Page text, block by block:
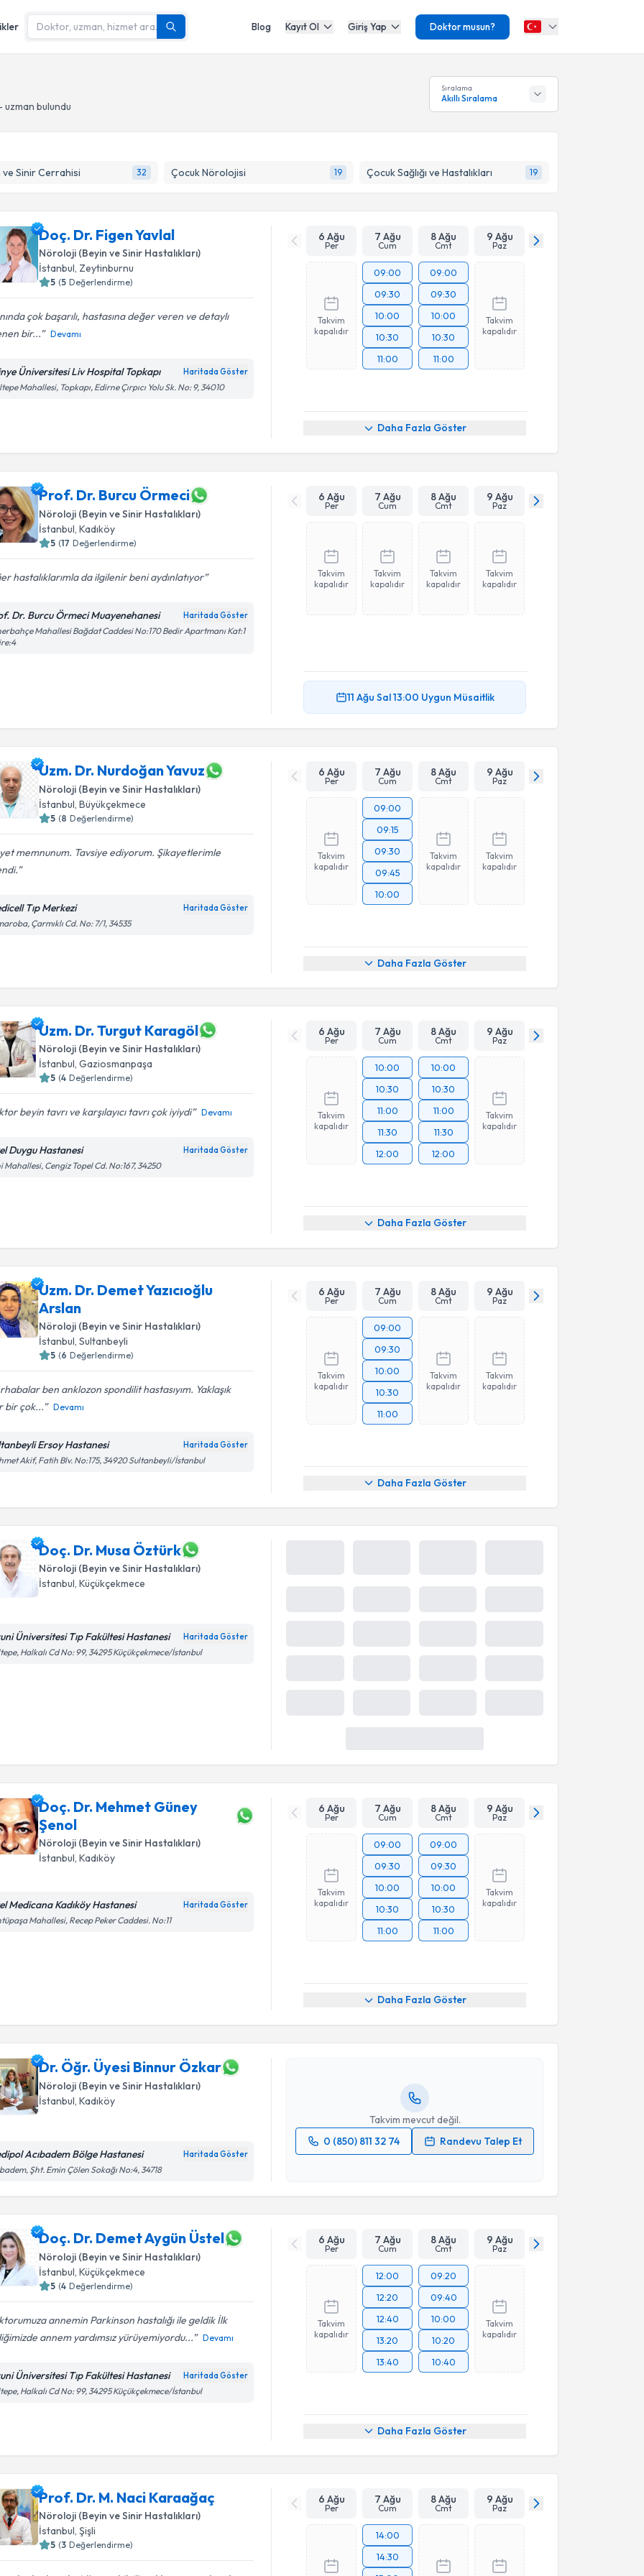
Blog Kayıt Ol Giriş Yap Doktor musun?
bulundu
Sıralama
Akıllı Sıralama
ve Sinir Cerrahisi 32 Çocuk Nörolojisi 19 Çocuk Sağlığı ve Hastalıkları 19
Doç. Dr. Figen Yavlal
Nöroloji (Beyin ve Sinir Hastalıkları)
İstanbul, Zeytinburnu
5 (5 Değerlendirme)
çok başarılı, hastasına değer veren ve detaylı
bir...
Devamı
Üniversitesi Liv Hospital Topkapı Haritada Göster
Mahallesi, Topkapı, Edirne Çırpıcı Yolu Sk. No: 9, 34010
6 Ağu
Per
7 Ağu
Cum
8 Ağu
Cmt
9 Ağu
Paz
Takvim
kapalıdır
09:00
09:30
10:00
10:30
11:00
09:00
09:30
10:00
10:30
11:00
Takvim
kapalıdır
Daha Fazla Göster
Prof. Dr. Burcu Örmeci
Nöroloji (Beyin ve Sinir Hastalıkları)
İstanbul , Kadıköy
5 (17 Değerlendirme)
hastalıklarımla da ilgilenir beni aydınlatıyor
Dr. Burcu Örmeci Muayenehanesi Haritada Göster
Mahallesi Bağdat Caddesi No:170 Bedir Apartmanı Kat:1
6 Ağu
Per
7 Ağu
Cum
8 Ağu
Cmt
9 Ağu
Paz
Takvim
kapalıdır
Takvim
kapalıdır
Takvim
kapalıdır
Takvim
kapalıdır
11 Ağu Sal13:00 Uygun Müsaitlik
Uzm. Dr. Nurdoğan Yavuz
Nöroloji (Beyin ve Sinir Hastalıkları)
İstanbul , Büyükçekmece
5 (8 Değerlendirme)
memnunum. Tavsiye ediyorum. Şikayetlerimle
Tıp Merkezi Haritada Göster
Çarmıklı Cd. No: 7/1, 34535
6 Ağu
Per
7 Ağu
Cum
8 Ağu
Cmt
9 Ağu
Paz
Takvim
kapalıdır
09:00
09:15
09:30
09:45
10:00
Takvim
kapalıdır
Takvim
kapalıdır
Daha Fazla Göster
Uzm. Dr. Turgut Karagöl
Nöroloji (Beyin ve Sinir Hastalıkları)
İstanbul, Gaziosmanpaşa
5 (4 Değerlendirme)
beyin tavrı ve karşılayıcı tavrı çok iyiydi Devamı
Duygu Hastanesi Haritada Göster
Mahallesi, Cengiz Topel Cd. No:167, 34250
6 Ağu
Per
7 Ağu
Cum
8 Ağu
Cmt
9 Ağu
Paz
Takvim
kapalıdır
10:00
10:30
11:00
11:30
12:00
10:00
10:30
11:00
11:30
12:00
Takvim
kapalıdır
Daha Fazla Göster
Uzm. Dr. Demet Yazıcıoğlu
Arslan
Nöroloji (Beyin ve Sinir Hastalıkları)
İstanbul , Sultanbeyli
5 (6 Değerlendirme)
ben anklozon spondilit hastasıyım. Yaklaşık
bir çok...
Devamı
Ersoy Hastanesi Haritada Göster
Akif, Fatih Blv. No:175, 34920 Sultanbeyli/İstanbul
6 Ağu
Per
7 Ağu
Cum
8 Ağu
Cmt
9 Ağu
Paz
Takvim
kapalıdır
09:00
09:30
10:00
10:30
11:00
Takvim
kapalıdır
Takvim
kapalıdır
Daha Fazla Göster
Doç. Dr. Musa Öztürk
Nöroloji (Beyin ve Sinir Hastalıkları)
İstanbul, Küçükçekmece
Üniversitesi Tıp Fakültesi Hastanesi Haritada Göster
Halkalı Cd No: 99, 34295 Küçükçekmece/İstanbul
Doç. Dr. Mehmet Güney
Şenol
Nöroloji (Beyin ve Sinir Hastalıkları)
İstanbul, Kadıköy
Medicana Kadıköy Hastanesi Haritada Göster
Mahallesi, Recep Peker Caddesi. No:11
6 Ağu
Per
7 Ağu
Cum
8 Ağu
Cmt
9 Ağu
Paz
Takvim
kapalıdır
09:00
09:30
10:00
10:30
11:00
09:00
09:30
10:00
10:30
11:00
Takvim
kapalıdır
Daha Fazla Göster
Dr. Öğr. Üyesi Binnur Özkar
Nöroloji (Beyin ve Sinir Hastalıkları)
İstanbul, Kadıköy
Acıbadem Bölge Hastanesi Haritada Göster
Şht. Emin Çölen Sokağı No:4, 34718
Takvim mevcut değil.
0 (850) 811 32 74
Randevu Talep Et
işlenmesini kabul ediyorum.
Takvim Talebini Gönder
Doç. Dr. Demet Aygün Üstel
Nöroloji (Beyin ve Sinir Hastalıkları)
İstanbul, Küçükçekmece
5 (4 Değerlendirme)
annemin Parkinson hastalığı ile geldik İlk
annem yardımsız yürüyemiyordu...
Devamı
Üniversitesi Tıp Fakültesi Hastanesi Haritada Göster
Halkalı Cd No: 99, 34295 Küçükçekmece/İstanbul
6 Ağu
Per
7 Ağu
Cum
8 Ağu
Cmt
9 Ağu
Paz
Takvim
kapalıdır
12:00
12:20
12:40
13:20
13:40
09:20
09:40
10:00
10:20
10:40
Takvim
kapalıdır
Daha Fazla Göster
Prof. Dr. M. Naci Karaağaç
Nöroloji (Beyin ve Sinir Hastalıkları)
İstanbul, Şişli
5 (3 Değerlendirme)
6 Ağu
Per
7 Ağu
Cum
8 Ağu
Cmt
9 Ağu
Paz
14:00
14:30